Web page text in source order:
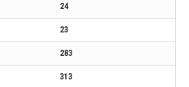
24
23
283
313